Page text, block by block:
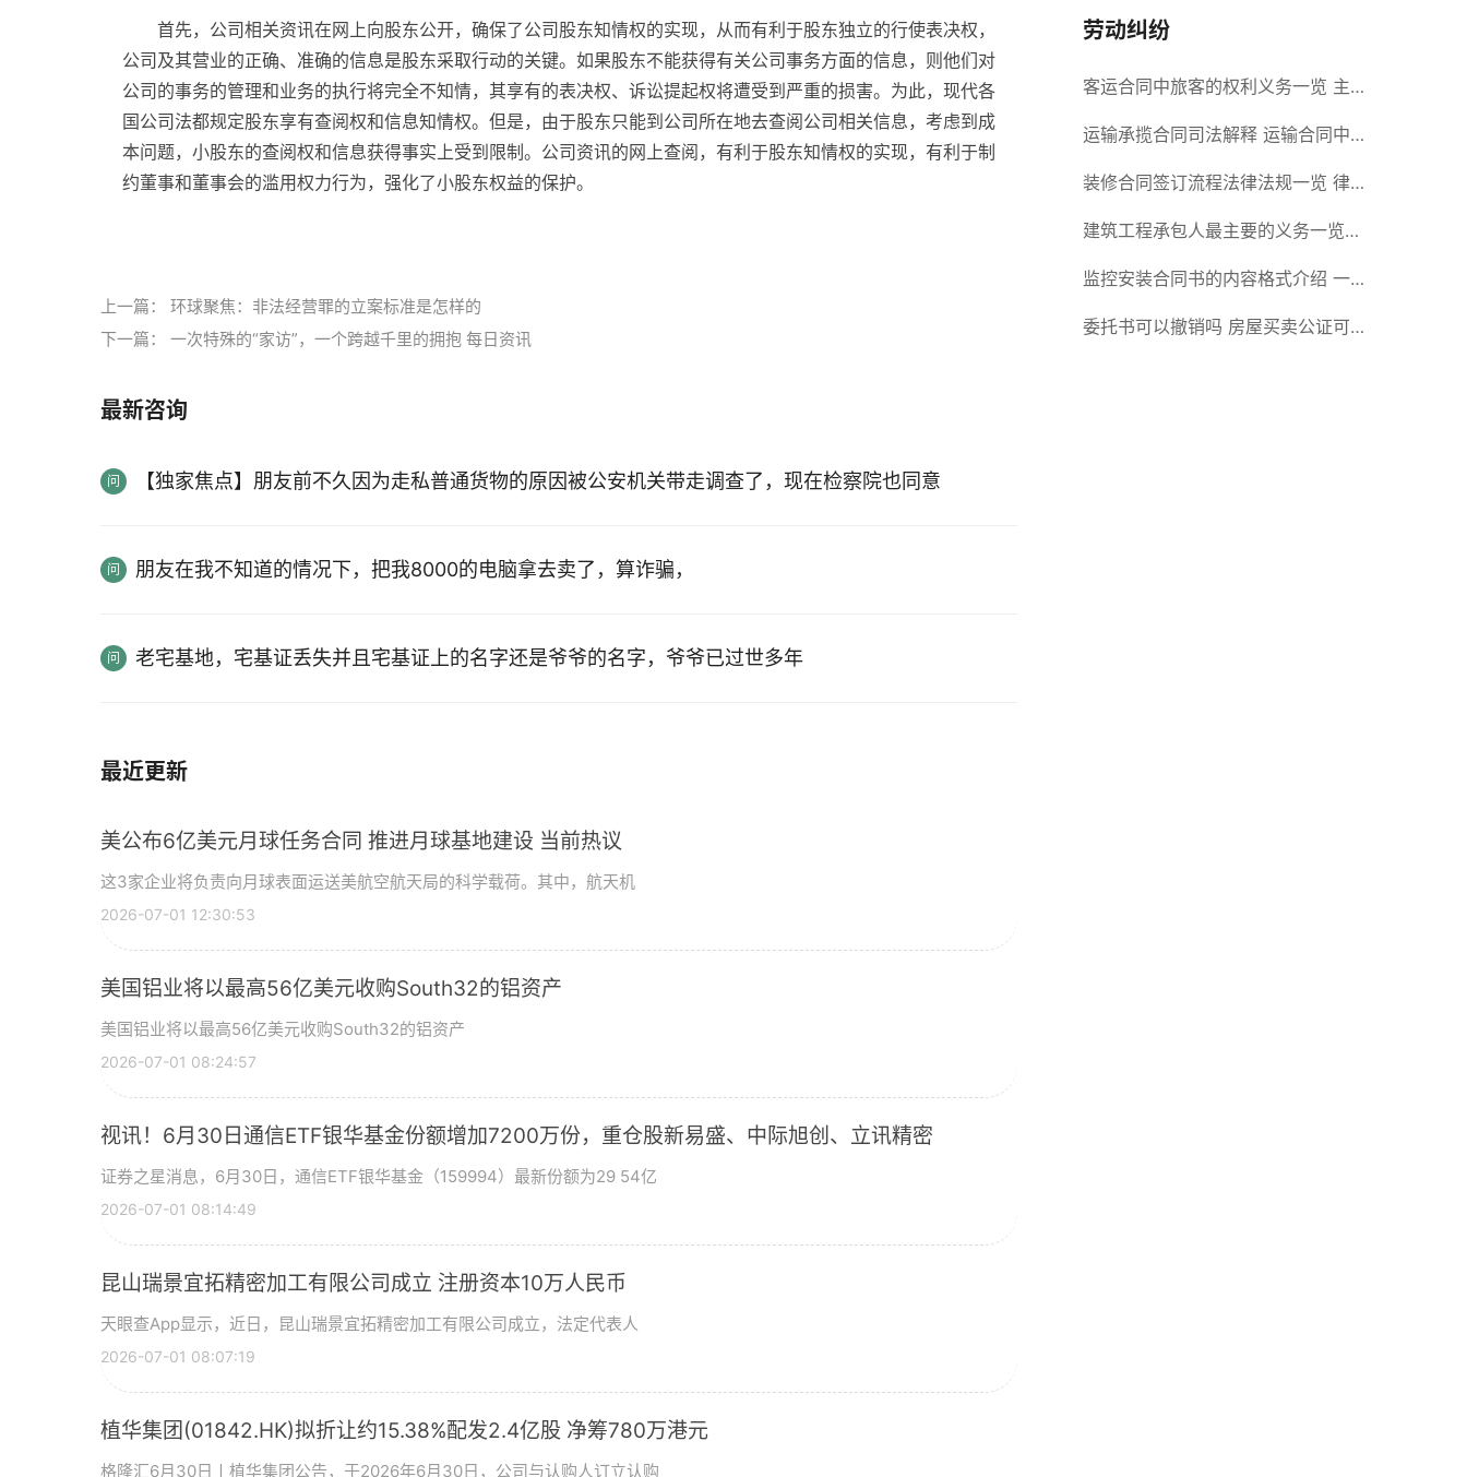
首先，公司相关资讯在网上向股东公开，确保了公司股东知情权的实现，从而有利于股东独立的行使表决权，
公司及其营业的正确、准确的信息是股东采取行动的关键。如果股东不能获得有关公司事务方面的信息，则他们对
公司的事务的管理和业务的执行将完全不知情，其享有的表决权、诉讼提起权将遭受到严重的损害。为此，现代各
国公司法都规定股东享有查阅权和信息知情权。但是，由于股东只能到公司所在地去查阅公司相关信息，考虑到成
本问题，小股东的查阅权和信息获得事实上受到限制。公司资讯的网上查阅，有利于股东知情权的实现，有利于制
约董事和董事会的滥用权力行为，强化了小股东权益的保护。
上一篇： 环球聚焦：非法经营罪的立案标准是怎样的
下一篇： 一次特殊的“家访”，一个跨越千里的拥抱 每日资讯
最新咨询
【独家焦点】朋友前不久因为走私普通货物的原因被公安机关带走调查了，现在检察院也同意
朋友在我不知道的情况下，把我8000的电脑拿去卖了，算诈骗，
老宅基地，宅基证丢失并且宅基证上的名字还是爷爷的名字，爷爷已过世多年
最近更新
美公布6亿美元月球任务合同 推进月球基地建设 当前热议
这3家企业将负责向月球表面运送美航空航天局的科学载荷。其中，航天机
2026-07-01 12:30:53
美国铝业将以最高56亿美元收购South32的铝资产
美国铝业将以最高56亿美元收购South32的铝资产
2026-07-01 08:24:57
视讯！6月30日通信ETF银华基金份额增加7200万份，重仓股新易盛、中际旭创、立讯精密
证券之星消息，6月30日，通信ETF银华基金（159994）最新份额为29 54亿
2026-07-01 08:14:49
昆山瑞景宜拓精密加工有限公司成立 注册资本10万人民币
天眼查App显示，近日，昆山瑞景宜拓精密加工有限公司成立，法定代表人
2026-07-01 08:07:19
植华集团(01842.HK)拟折让约15.38%配发2.4亿股 净筹780万港元
格隆汇6月30日丨植华集团公告，于2026年6月30日，公司与认购人订立认购
劳动纠纷
客运合同中旅客的权利义务一览 主
要包括这些内容
运输承揽合同司法解释 运输合同中
承运人的义务有哪些
装修合同签订流程法律法规一览 律
师解答
建筑工程承包人最主要的义务一览
承包合同内容介绍
监控安装合同书的内容格式介绍 一
般包括这些条款
委托书可以撤销吗 房屋买卖公证可